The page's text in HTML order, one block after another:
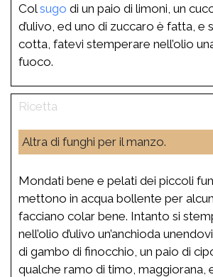
Colsugo di un paio di limoni, un
d’ulivo, ed uno di zuccaro è fatta, e
cotta, fatevi stemperare nell’olio
fuoco.
Altra di funghi per il manzo.
Mondati bene e pelati dei piccoli
mettono in acqua bollente per
facciano colar bene. Intanto si
nell’olio d’ulivo un’anchioda
di gambo di finocchio, un paio di
qualche ramo di timo, maggiorana,